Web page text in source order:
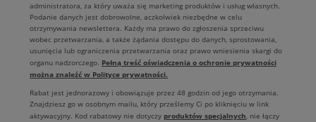
administratora, za który uważa się marketing produktów i usług własnych.
Podanie danych jest dobrowolne, aczkolwiek niezbędne w celu
otrzymywania newslettera. Każdy ma prawo do zgłoszenia sprzeciwu
wobec przetwarzania, a także żądania dostępu do danych, sprostowania,
usunięcia lub ograniczenia przetwarzania oraz prawo wniesienia skargi do
organu nadzorczego. Pełną treść oświadczenia o ochronie prywatności
można znaleźć w Polityce prywatności.
Rabat jest jednorazowy i obowiązuje przez 48 godzin od jego otrzymania.
Znajdziesz go w osobnym mailu, który prześlemy Ci po kliknięciu w link
aktywacyjny. Kod rabatowy nie dotyczy produktów specjalnych, nie łączy